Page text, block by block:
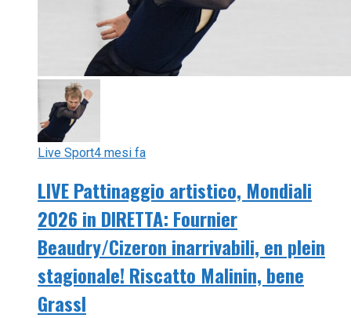
Live Sport4 mesi fa
LIVE Pattinaggio artistico, Mondiali
2026 in DIRETTA: Fournier
Beaudry/Cizeron inarrivabili, en plein
stagionale! Riscatto Malinin, bene
Grassl